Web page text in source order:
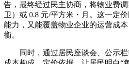
告，最终经过民主协商，将物业费
卫）或 0.8 元/平方米・月。这一定
能力，又能覆盖物业企业的运营成
衡。
同时，通过居民座谈会、公示栏